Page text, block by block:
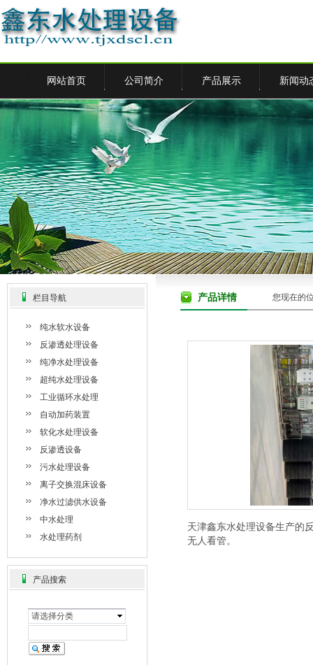
网站首页 公司简介 产品展示 新闻动
产品详情
栏目导航
纯水软水设备
反渗透处理设备
纯净水处理设备
超纯水处理设备
工业循环水处理
自动加药装置
软化水处理设备
反渗透设备
污水处理设备
离子交换混床设备
净水过滤供水设备
中水处理
水处理药剂
产品搜索
请选择分类
您现在的
天津鑫东水处理设备生产的
无人看管。